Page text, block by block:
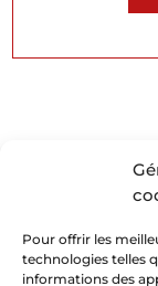
Pour offrir les
technologies telles
informations des